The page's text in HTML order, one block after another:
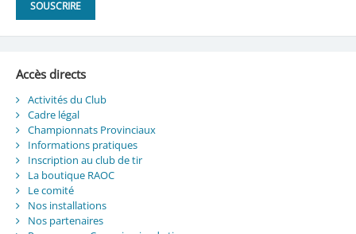
Accès directs
Activités du Club
Cadre légal
Championnats Provinciaux
Informations pratiques
Inscription au club de tir
La boutique RAOC
Le comité
Nos installations
Nos partenaires